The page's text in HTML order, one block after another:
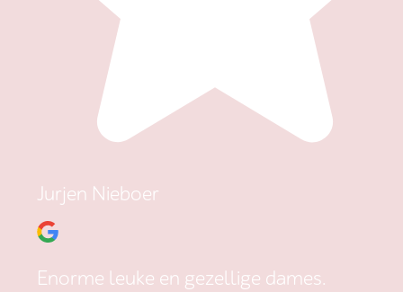
Jurjen Nieboer
Enorme leuke en gezellige dames.